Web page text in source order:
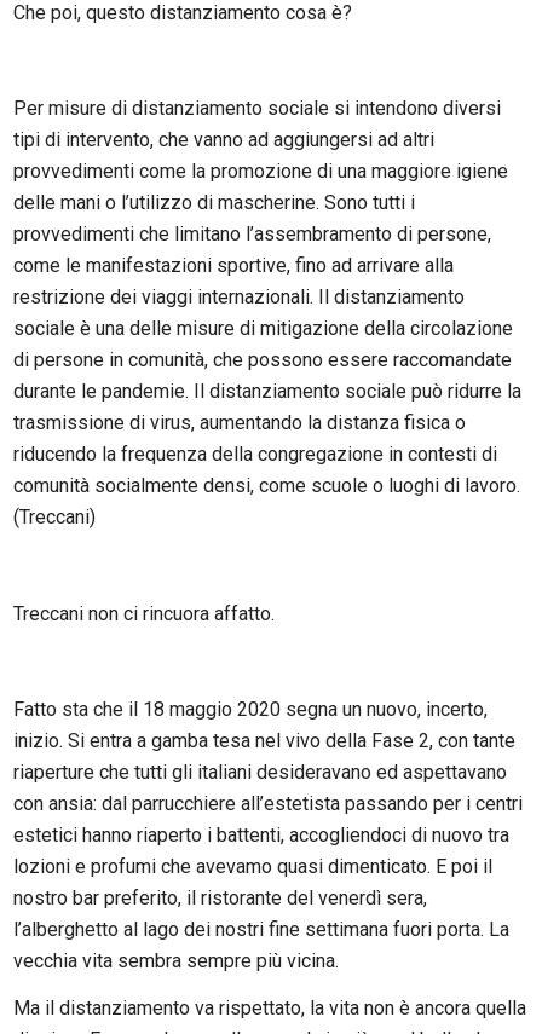
Che poi, questo distanziamento cosa è?
Per misure di distanziamento sociale si intendono diversi
tipi di intervento, che vanno ad aggiungersi ad altri
provvedimenti come la promozione di una maggiore igiene
delle mani o l’utilizzo di mascherine. Sono tutti i
provvedimenti che limitano l’assembramento di persone,
come le manifestazioni sportive, fino ad arrivare alla
restrizione dei viaggi internazionali. Il distanziamento
sociale è una delle misure di mitigazione della circolazione
di persone in comunità, che possono essere raccomandate
durante le pandemie. Il distanziamento sociale può ridurre la
trasmissione di virus, aumentando la distanza fisica o
riducendo la frequenza della congregazione in contesti di
comunità socialmente densi, come scuole o luoghi di lavoro.
(Treccani)
Treccani non ci rincuora affatto.
Fatto sta che il 18 maggio 2020 segna un nuovo, incerto,
inizio. Si entra a gamba tesa nel vivo della Fase 2, con tante
riaperture che tutti gli italiani desideravano ed aspettavano
con ansia: dal parrucchiere all’estetista passando per i centri
estetici hanno riaperto i battenti, accogliendoci di nuovo tra
lozioni e profumi che avevamo quasi dimenticato. E poi il
nostro bar preferito, il ristorante del venerdì sera,
l’alberghetto al lago dei nostri fine settimana fuori porta. La
vecchia vita sembra sempre più vicina.
Ma il distanziamento va rispettato, la vita non è ancora quella